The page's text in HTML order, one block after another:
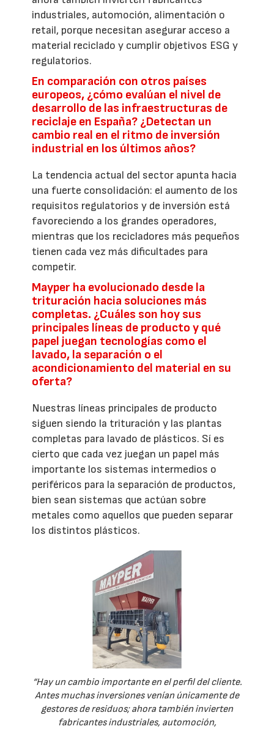
industriales, automoción, alimentación o
retail, porque necesitan asegurar acceso a
material reciclado y cumplir objetivos ESG y
regulatorios.
En comparación con otros países
europeos, ¿cómo evalúan el nivel de
desarrollo de las infraestructuras de
reciclaje en España? ¿Detectan un
cambio real en el ritmo de inversión
industrial en los últimos años?
La tendencia actual del sector apunta hacia
una fuerte consolidación: el aumento de los
requisitos regulatorios y de inversión está
favoreciendo a los grandes operadores,
mientras que los recicladores más pequeños
tienen cada vez más dificultades para
competir.
Mayper ha evolucionado desde la
trituración hacia soluciones más
completas. ¿Cuáles son hoy sus
principales líneas de producto y qué
papel juegan tecnologías como el
lavado, la separación o el
acondicionamiento del material en su
oferta?
Nuestras líneas principales de producto
siguen siendo la trituración y las plantas
completas para lavado de plásticos. Sí es
cierto que cada vez juegan un papel más
importante los sistemas intermedios o
periféricos para la separación de productos,
bien sean sistemas que actúan sobre
metales como aquellos que pueden separar
los distintos plásticos.
“Hay un cambio importante en el perfil del cliente.
Antes muchas inversiones venían únicamente de
gestores de residuos; ahora también invierten
fabricantes industriales, automoción,